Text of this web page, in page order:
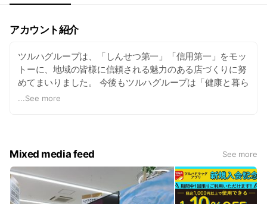
アカウント紹介
ツルハグループは、「しんせつ第一」「信用第一」をモッ
トーに、地域の皆様に信頼される魅力のある店づくりに努
めてまいりました。 今後もツルハグループは「健康と暮ら
しのパートナー」を合言葉に医薬品から毎日の生活に役立
...See more
Mixed media feed See more